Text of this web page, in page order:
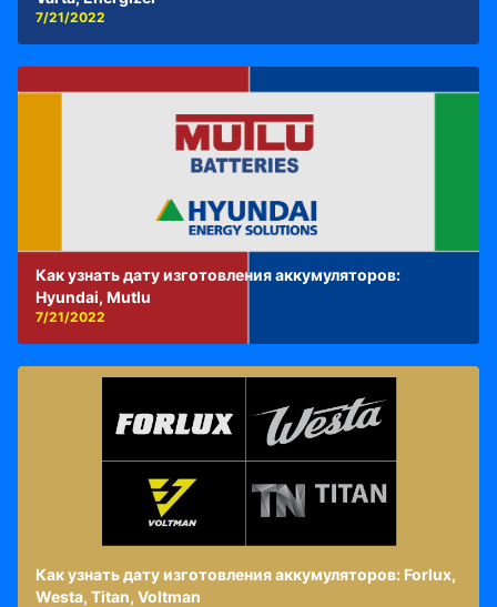
7/21/2022
Как узнать дату изготовления аккумуляторов:
Hyundai, Mutlu
7/21/2022
Как узнать дату изготовления аккумуляторов: Forlux,
Westa, Titan, Voltman